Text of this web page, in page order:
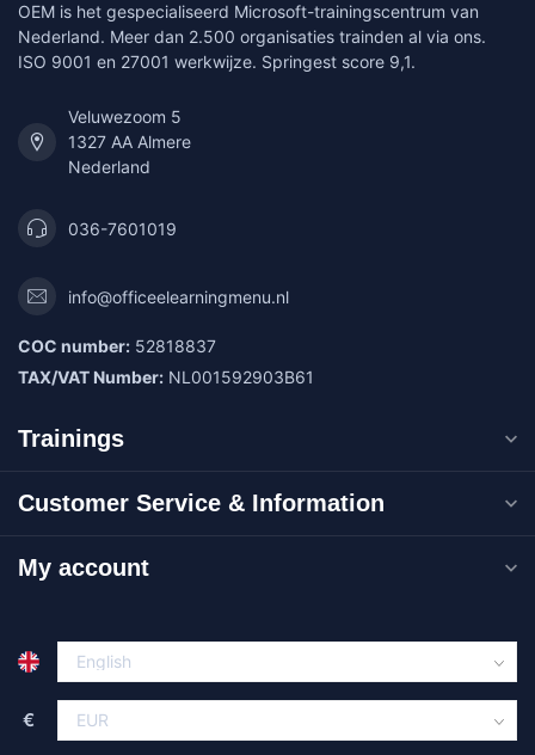
OEM is het gespecialiseerd Microsoft-trainingscentrum van
Nederland. Meer dan 2.500 organisaties trainden al via ons.
ISO 9001 en 27001 werkwijze. Springest score 9,1.
Veluwezoom 5
1327 AA Almere
Nederland
036-7601019
info@officeelearningmenu.nl
COC number: 52818837
TAX/VAT Number: NL001592903B61
Trainings
Customer Service & Information
My account
€